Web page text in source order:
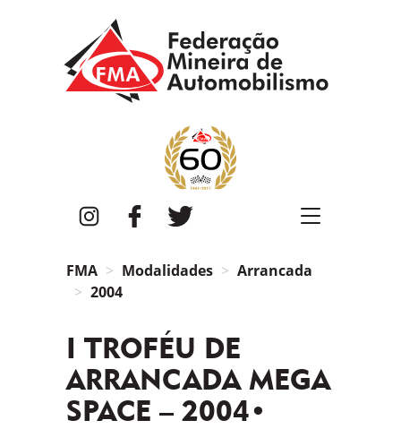
InstagramFacebook
FMA Modalidades
Arrancada
2004
I TROFÉU DE
ARRANCADA MEGA
SPACE – 2004•